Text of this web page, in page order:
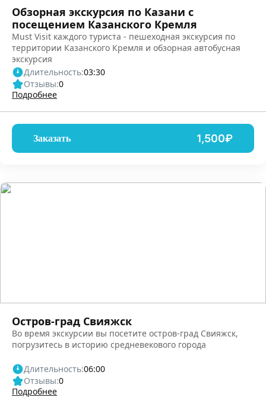
Обзорная экскурсия по Казани с
посещением Казанского Кремля
Must Visit каждого туриста - пешеходная экскурсия по
территории Казанского Кремля и обзорная автобусная
экскурсия
Длительность:03:30
Отзывы:0
Подробнее
Заказать 1,500₽
Остров-град Свияжск
Во время экскурсии вы посетите остров-град Свияжск,
погрузитесь в историю средневекового города
Длительность:06:00
Отзывы:0
Подробнее